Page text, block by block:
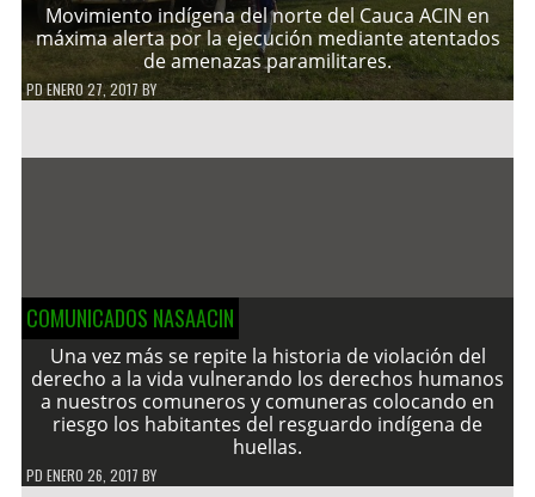
Movimiento indígena del norte del Cauca ACIN en
máxima alerta por la ejecución mediante atentados
de amenazas paramilitares.
PDENERO 27, 2017 BY
COMUNICADOS NASAACIN
Una vez más se repite la historia de violación del
derecho a la vida vulnerando los derechos humanos
a nuestros comuneros y comuneras colocando en
riesgo los habitantes del resguardo indígena de
huellas.
PD ENERO 26, 2017 BY